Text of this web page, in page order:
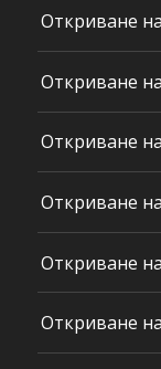
Откриване
Откриване
Откриване
Откриване
Откриване
Откриване